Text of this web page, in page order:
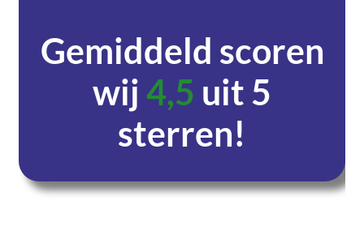
Gemiddeld scoren
wij4,5 uit 5
sterren!